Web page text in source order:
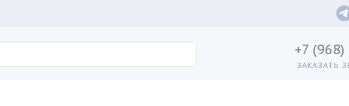
+7
ЗАКАЗАТЬ